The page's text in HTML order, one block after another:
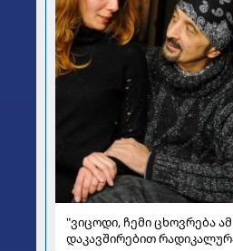
"ვიცოდი, ჩემი ცხოვრება
დაკავშირებით